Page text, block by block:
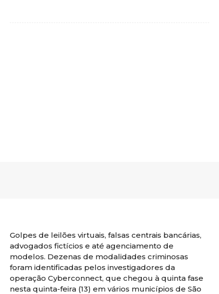
Golpes de leilões virtuais, falsas centrais bancárias,
advogados fictícios e até agenciamento de
modelos. Dezenas de modalidades criminosas
foram identificadas pelos investigadores da
operação Cyberconnect, que chegou à quinta fase
nesta quinta-feira (13) em vários municípios de São